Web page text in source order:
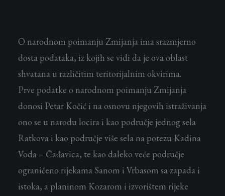
O narodnom poimanju Zmijanja ima srazmjerno
dosta podataka, iz kojih se vidi da je ova oblast
shvatana u različitim teritorijalnim okvirima.
Prve podatke o narodnom poimanju Zmijanja
donosi Petar Kočić i na osnovu njegovih istraživanja
ono se u narodu locira i kao područje jednog sela
Ratkova i kao područje više sela na potezu Kadina
Voda – Čađavica, te kao daleko veće područje
ograničeno rijekama Sanom i Vrbasom sa zapada i
istoka, a planinom Kozarom i izvorištem rijeke